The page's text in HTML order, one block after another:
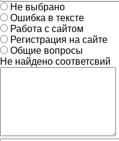
Не выбрано
Ошибка в тексте
Работа с сайтом
Регистрация на сайте
Общие вопросы
Не найдено соответсвий